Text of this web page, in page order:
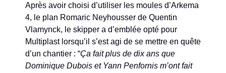
Après avoir choisi d’utiliser les moules d’Arkema
4, le plan Romaric Neyhousser de Quentin
Vlamynck, le skipper a d’emblée opté pour
Multiplast lorsqu’il s’est agi de se mettre en quête
d’un chantier : “Ça fait plus de dix ans que
Dominique Dubois et Yann Penfornis m’ont fait